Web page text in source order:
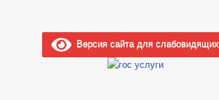
Версия сайта для слабовидящих